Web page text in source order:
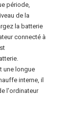
période,
de la
la batterie
connecté à
une longue
interne, il
l'ordinateur